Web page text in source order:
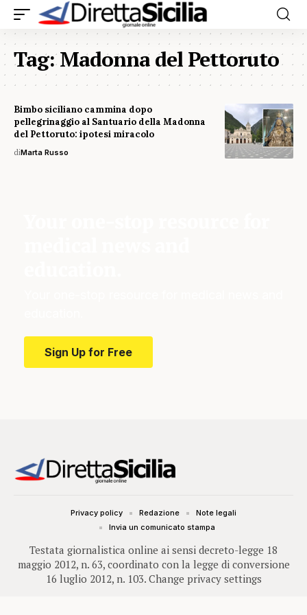
Tag:Madonna del Pettoruto
Bimbo siciliano cammina dopo
pellegrinaggio al Santuario della Madonna
del Pettoruto: ipotesi miracolo
diMarta Russo
Sign Up for Free
Testata giornalistica online ai sensi decreto-legge 18
maggio 2012, n. 63, coordinato con la legge di conversione
16 luglio 2012, n. 103. Change privacy settings
Privacy policy Redazione
Note legali
Invia un comunicato stampa